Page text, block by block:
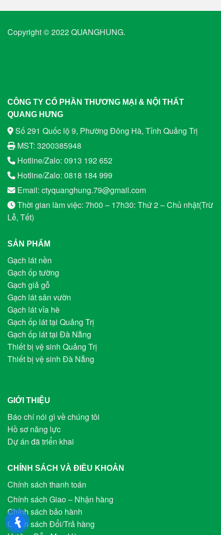
Copyright © 2022 QUANGHUNG.
CÔNG TY CỔ PHẦN THƯƠNG MẠI & NỘI THẤT
QUANG HƯNG
Số 291 Quốc lộ 9, Phường Đông Hà, Tỉnh Quảng Trị
MST: 3200385948
Hotline/Zalo: 0913 192 652
Hotline/Zalo: 0818 184 999
Email: ctyquanghung.79@gmail.com
Thời gian làm việc: 7h00 – 17h30: Thứ 2 – Chủ nhật(Trừ
Lễ, Tết)
SẢN PHẨM
Gạch lát nền
Gạch ốp tường
Gạch giả gỗ
Gạch lát sân vườn
Gạch lát vỉa hè
Gạch ốp lát tại Quảng Trị
Gạch ốp lát tại Đà Nẵng
Thiết bị vệ sinh Quảng Trị
Thiết bị vệ sinh Đà Nẵng
GIỚI THIỆU
Báo chí nói gì về chúng tôi
Hồ sơ năng lực
Dự án đã triển khai
CHÍNH SÁCH VÀ ĐIỀU KHOẢN
Chính sách thanh toán
Chính sách Giao – Nhận hàng
Chính sách bảo hành
Chính sách Đổi/Trả hàng